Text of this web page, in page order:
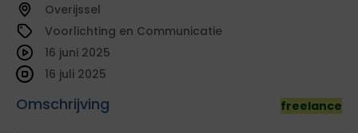
Overijssel
Voorlichting en Communicatie
Omschrijving freelance
16 juni 2025
16 juli 2025